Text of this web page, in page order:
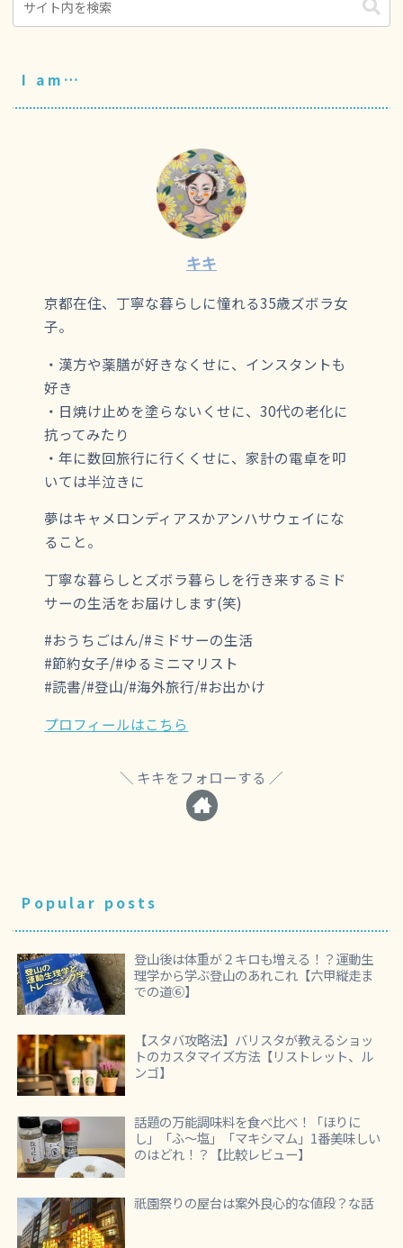
I am…
キキ
京都在住、丁寧な暮らしに憧れる35歳ズボラ女
子。
・漢方や薬膳が好きなくせに、インスタントも
好き
・日焼け止めを塗らないくせに、30代の老化に
抗ってみたり
・年に数回旅行に行くくせに、家計の電卓を叩
いては半泣きに
夢はキャメロンディアスかアンハサウェイにな
ること。
丁寧な暮らしとズボラ暮らしを行き来するミド
サーの生活をお届けします(笑)
#おうちごはん/#ミドサーの生活
#節約女子/#ゆるミニマリスト
#読書/#登山/#海外旅行/#お出かけ
プロフィールはこちら
キキをフォローする
Popular posts
登山後は体重が２キロも増える！？運動生
理学から学ぶ登山のあれこれ【六甲縦走ま
での道⑥】
【スタバ攻略法】バリスタが教えるショッ
トのカスタマイズ方法【リストレット、ル
ンゴ】
話題の万能調味料を食べ比べ！「ほりに
し」「ふ～塩」「マキシマム」1番美味しい
のはどれ！？【比較レビュー】
祇園祭りの屋台は案外良心的な値段？な話